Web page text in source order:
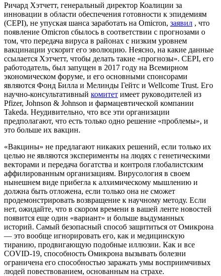
Ричард Хэтчетт, генеральный директор Коалиции за
инновации в области обеспечения готовности к эпидемиям
(CEPI), не упуская шанса заработать на Omicron, заявил , что
появление Omicron сбылось в соответствии с прогнозами о
том, что передача вируса в районах с низким уровнем
вакцинации ускорит его эволюцию. Неясно, на какие данные
ссылается Хэтчетт, чтобы делать такие «прогнозы». CEPI, его
работодатель, был запущен в 2017 году на Всемирном
экономическом форуме, и его основными спонсорами
являются Фонд Билла и Мелинды Гейтс и Wellcome Trust. Его
научно-консультативный комитет имеет руководителей из
Pfizer, Johnson & Johnson и фармацевтической компании
Takeda. Неудивительно, что все эти организации
предполагают, что есть только одно решение «проблемы», и
это больше их вакцин.
«Вакцины» не предлагают никаких решений, если только их
целью не являются эксперименты на людях с генетическими
векторами и передача богатства и контроля глобалистским
аффилированным организациям. Вирусология в своем
нынешнем виде прибегла к алхимическому мышлению и
должна быть отложена, если только она не сможет
продемонстрировать возвращение к научному методу. Если
нет, ожидайте, что в скором времени в вашей ленте новостей
появится еще один «вариант» и больше выдуманных
историй. Самый безопасный способ защититься от Омикрона
— это вообще игнорировать его, как и медицинскую
тиранию, продвигающую подобные иллюзии. Как и все
COVID-19, способность Омикрона вызывать болезни
ограничена его способностью заражать умы восприимчивых
людей повествованием, основанным на страхе.